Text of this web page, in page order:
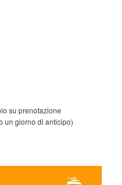
su prenotazione
un giorno di anticipo)